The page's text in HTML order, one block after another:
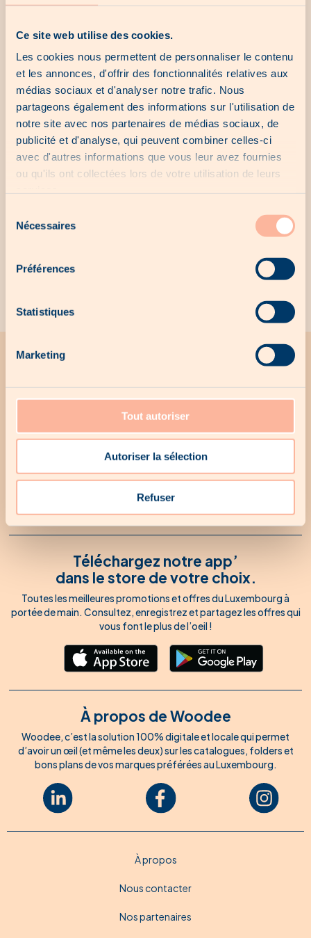
Ce site web utilise des cookies.
Les cookies nous permettent de personnaliser le contenu
et les annonces, d'offrir des fonctionnalités relatives aux
médias sociaux et d'analyser notre trafic. Nous
partageons également des informations sur l'utilisation de
notre site avec nos partenaires de médias sociaux, de
publicité et d'analyse, qui peuvent combiner celles-ci
avec d'autres informations que vous leur avez fournies
ou qu'ils ont collectées lors de votre utilisation de leurs
Nécessaires
Préférences
Statistiques
Marketing
Tout autoriser
Autoriser la sélection
Refuser
Comment puis-je partager du contenu ?
Est-ce que je peux retrouver Woodee sur les
réseaux sociaux ?
Comment puis-je télécharger Woodee ?
Comment utiliser Woodee ?
manquer ?
Recevez par mail toutes les promotions Woodee
* En cochant cette case, j’accepte de recevoir la newsletter
hebdomadaire de Woodee, ainsi que des emails
promotionnels occasionnels à l’occasion des lancements de
Téléchargez notre app’
dans le store de votre choix.
Toutes les meilleures promotions et offres du Luxembourg à
portée de main. Consultez, enregistrez et partagez les offres qui
vous font le plus de l’oeil !
À propos de Woodee
Woodee, c’est la solution 100% digitale et locale qui permet
d’avoir un œil (et même les deux) sur les catalogues, folders et
bons plans de vos marques préférées au Luxembourg.
À propos
Nous contacter
Nos partenaires